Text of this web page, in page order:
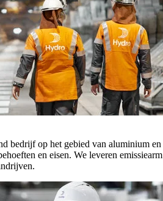
bedrijf op het gebied van aluminium
en eisen. We leveren